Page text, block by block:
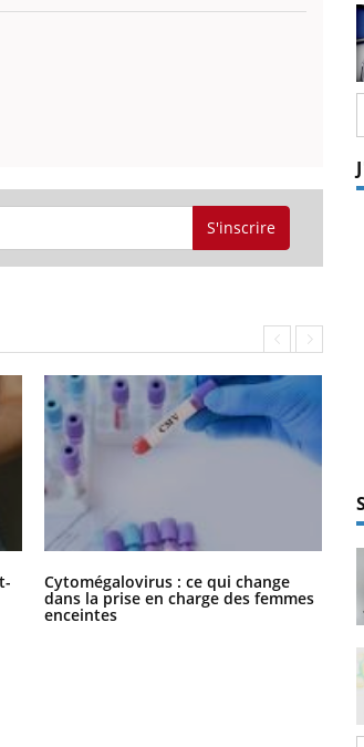
S'inscrire
Cytomégalovirus : ce qui change
dans la prise en charge des femmes
enceintes